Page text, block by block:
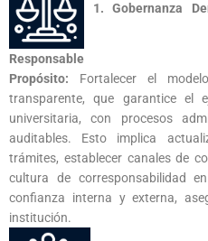
1. Gobernanza
Responsable
Propósito: Fortalecer el
transparente, que garantice el
universitaria, con procesos
auditables. Esto implica
trámites, establecer canales de
cultura de corresponsabilidad
confianza interna y externa,
institución.